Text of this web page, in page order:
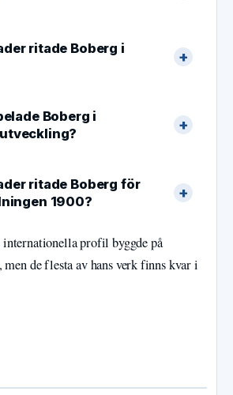
ritade Boberg i
Boberg i
ritade Boberg för
1900?
profil byggde på
de flesta av hans verk finns kvar i